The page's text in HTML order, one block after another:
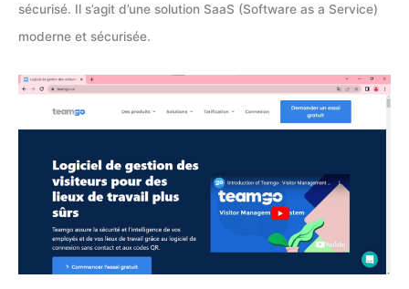
sécurisé. Il s’agit d’une solution SaaS (Software as a Service)
moderne et sécurisée.